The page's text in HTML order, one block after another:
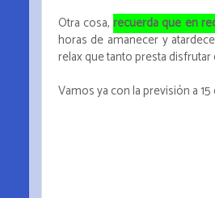
Otra cosa,recuerda que en
horas de amanecer y
relax que tanto presta disfrutar
Vamos ya con la previsión a 15